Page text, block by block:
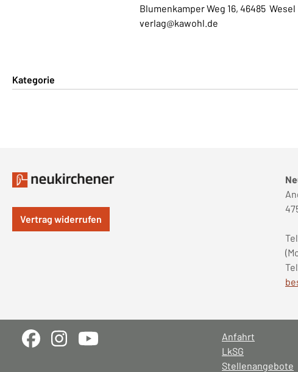
Blumenkamper Weg 16, 46485 Wesel
verlag@kawohl.de
Kategorie
Vertrag widerrufen
Anfahrt
LkSG
Stellenangebote